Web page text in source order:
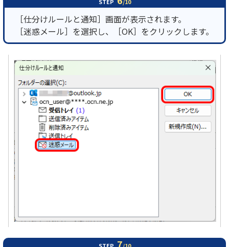
［仕分けルールと通知］画面が表示されます。
［迷惑メール］を選択し、［OK］をクリックします。
7